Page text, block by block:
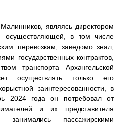
являясь директором
осуществляющей, в том числе
перевозкам, заведомо знал,
государственных контрактов,
транспорта Архангельской
осуществлять только его
заинтересованности, в
2024 года он потребовал от
и их представителя
пассажирскими